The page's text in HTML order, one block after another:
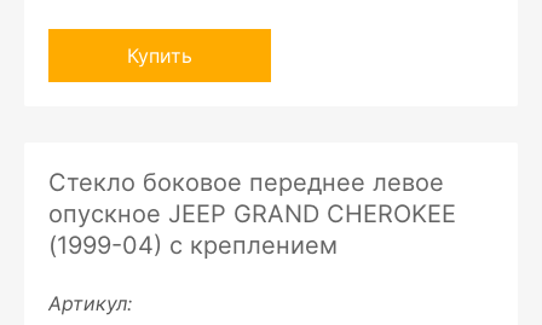
Купить
Стекло боковое переднее левое
опускное JEEP GRAND CHEROKEE
(1999-04) с креплением
Артикул: